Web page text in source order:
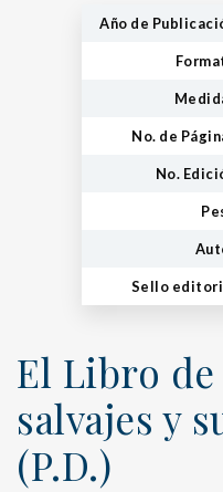
Año de
No. de
No.
Sello
El Libro
salvajes y
(P.D.)